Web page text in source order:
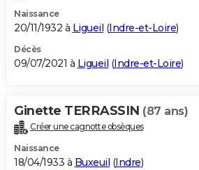
Naissance
20/11/1932 à Ligueil (Indre-et-Loire)
Décès
09/07/2021 à Ligueil (Indre-et-Loire)
Ginette TERRASSIN (87 ans)
Créer une cagnotte obsèques
Naissance
18/04/1933 à Buxeuil (Indre)